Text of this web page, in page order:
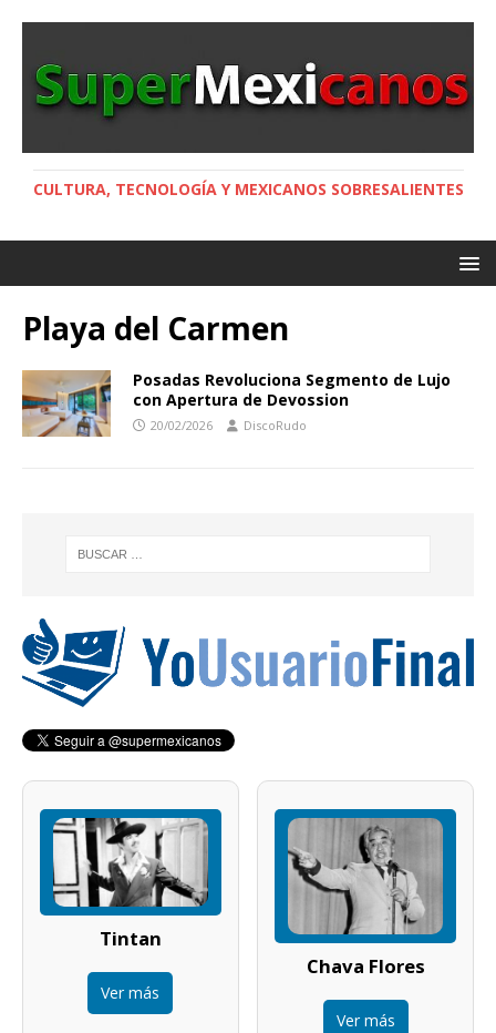
CULTURA, TECNOLOGÍA Y MEXICANOS SOBRESALIENTES
Playa del Carmen
Posadas Revoluciona Segmento de Lujo
con Apertura de Devossion
20/02/2026 DiscoRudo
Tintan
Ver más
Chava Flores
Ver más